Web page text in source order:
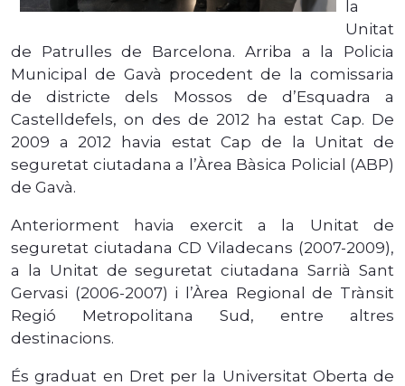
la
Unitat
de Patrulles de Barcelona. Arriba a la Policia
Municipal de Gavà procedent de la comissaria
de districte dels Mossos de d’Esquadra a
Castelldefels, on des de 2012 ha estat Cap. De
2009 a 2012 havia estat Cap de la Unitat de
seguretat ciutadana a l’Àrea Bàsica Policial (ABP)
de Gavà.
Anteriorment havia exercit a la Unitat de
seguretat ciutadana CD Viladecans (2007-2009),
a la Unitat de seguretat ciutadana Sarrià Sant
Gervasi (2006-2007) i l’Àrea Regional de Trànsit
Regió Metropolitana Sud, entre altres
destinacions.
És graduat en Dret per la Universitat Oberta de